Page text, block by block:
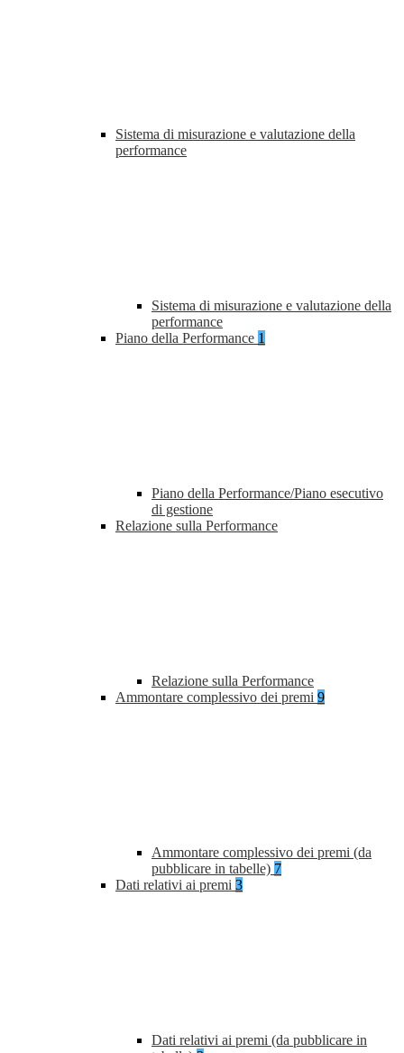
Sistema di misurazione e valutazione della
performance
Sistema di misurazione e valutazione della
performance
Piano della Performance 1
Piano della Performance/Piano esecutivo
di gestione
Relazione sulla Performance
Relazione sulla Performance
Ammontare complessivo dei premi 9
Ammontare complessivo dei premi (da
pubblicare in tabelle) 7
Dati relativi ai premi 3
Dati relativi ai premi (da pubblicare in